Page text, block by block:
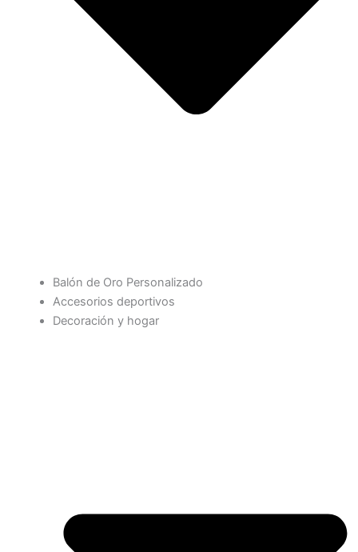
Balón de Oro Personalizado
Accesorios deportivos
Decoración y hogar